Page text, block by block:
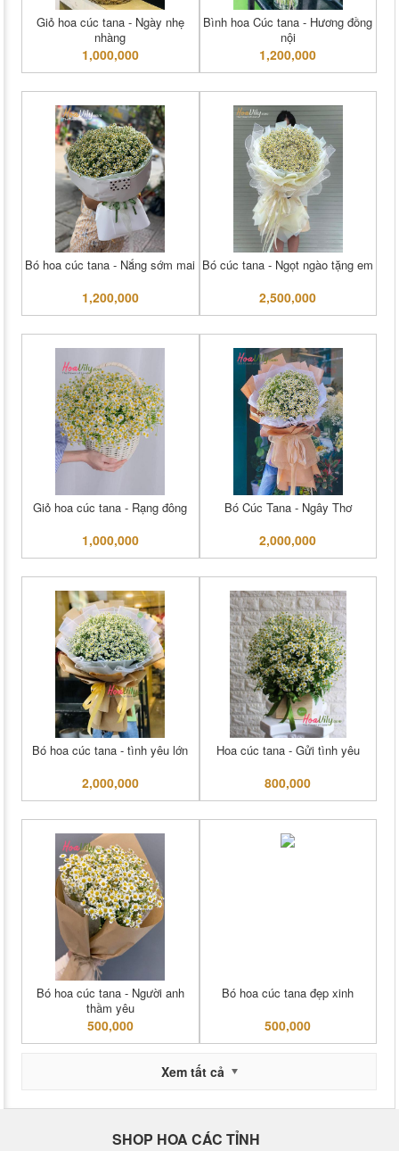
Giỏ hoa cúc tana - Ngày nhẹ
nhàng
1,000,000
Bình hoa Cúc tana - Hương đồng
nội
1,200,000
Bó hoa cúc tana - Nắng sớm mai
1,200,000
Bó cúc tana - Ngọt ngào tặng em
2,500,000
Giỏ hoa cúc tana - Rạng đông
1,000,000
Bó Cúc Tana - Ngây Thơ
2,000,000
Bó hoa cúc tana - tình yêu lớn
2,000,000
Hoa cúc tana - Gửi tình yêu
800,000
Bó hoa cúc tana - Người anh
thầm yêu
500,000
Bó hoa cúc tana đẹp xinh
500,000
Xem tất cả
SHOP HOA CÁC TỈNH